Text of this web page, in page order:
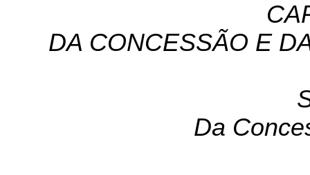
DA CONCESSÃO E
Da